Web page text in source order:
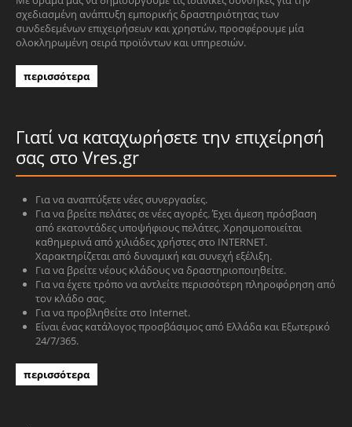
σχεδιασμένη ανάπτυξη εμπορικής δραστηριότητας των
συνδεδεμένων επιχειρήσεων και χρηστών, προσφέρουμε μία
ολοκληρωμένη σειρά προϊόντων και υπηρεσιών.
περισσότερα
Γιατί να καταχωρήσετε την επιχείρησή
σας στο Vres.gr
Για να αναπτύξετε νέες συνεργασίες.
Για να βρείτε πελάτες σε νέες αγορές. Έχει άμεση πρόσβαση
από εκατοντάδες υποψήφιους πελάτες. Χρησιμοποιείται
καθημερινά από χιλιάδες χρήστες στο INTERNET.
Χαρακτηρίζεται από δυναμική και συνεχή εξέλιξη.
Για να βρείτε νέους κλάδους να δραστηριοποιηθείτε.
Για να έχετε τρόπο να αντλείτε περισσότερη πληροφόρηση από
τον κλάδο σας.
Για να προβληθείτε στο Internet.
Είναι ένας κατάλογος προσβάσιμος από Ελλάδα και Εξωτερικό
24/7/365.
περισσότερα